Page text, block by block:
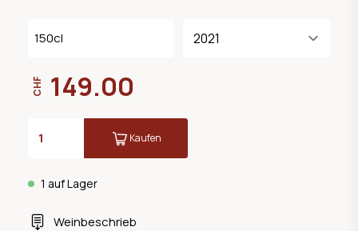
Weinbeschrieb
150cl
1 auf Lager
CHF 149.00
Kaufen